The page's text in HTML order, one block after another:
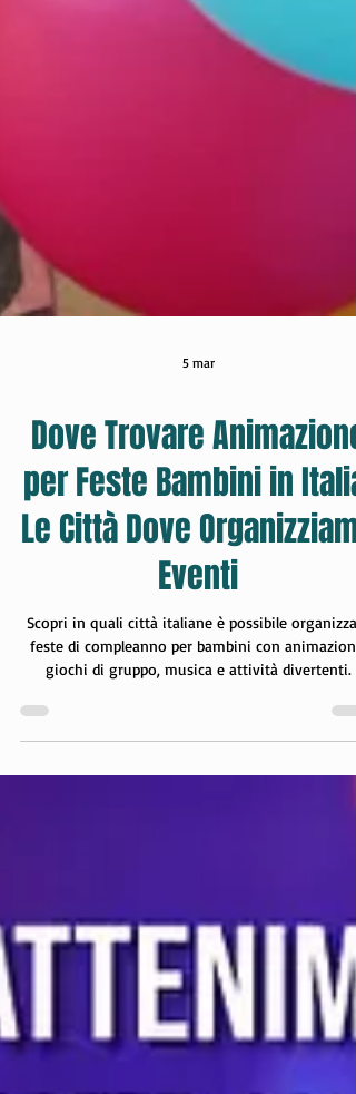
Dove Trovare Animazione
per Feste Bambini in Italia:
Le Città Dove Organizziamo
Eventi
Scopri in quali città italiane è possibile
feste di compleanno per bambini con animazione,
giochi di gruppo, musica e attività divertenti.